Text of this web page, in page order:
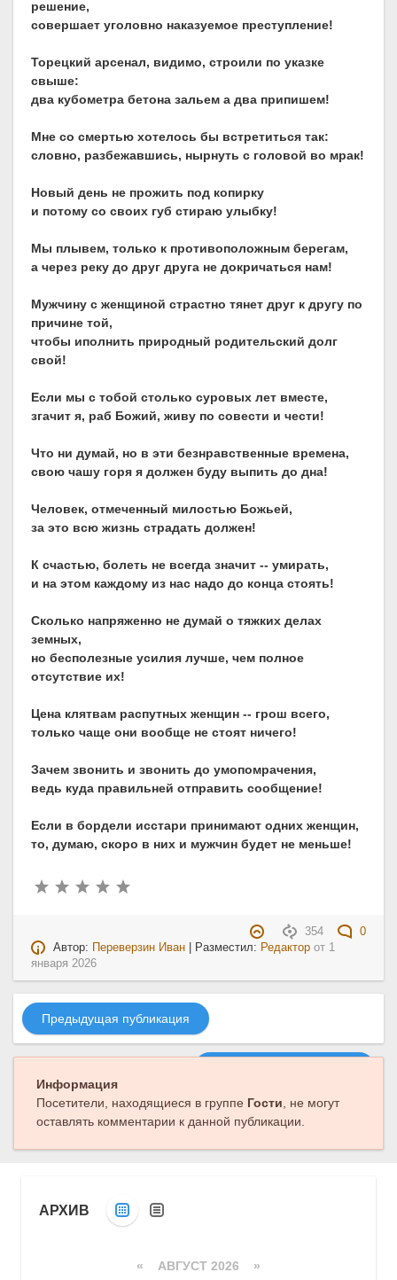
решение,
совершает уголовно наказуемое преступление!
Торецкий арсенал, видимо, строили по указке
свыше:
два кубометра бетона зальем а два припишем!
Мне со смертью хотелось бы встретиться так:
словно, разбежавшись, нырнуть с головой во мрак!
Новый день не прожить под копирку
и потому со своих губ стираю улыбку!
Мы плывем, только к противоположным берегам,
а через реку до друг друга не докричаться нам!
Мужчину с женщиной страстно тянет друг к другу по
причине той,
чтобы иполнить природный родительский долг
свой!
Если мы с тобой столько суровых лет вместе,
згачит я, раб Божий, живу по совести и чести!
Что ни думай, но в эти безнравственные времена,
свою чашу горя я должен буду выпить до дна!
Человек, отмеченный милостью Божьей,
за это всю жизнь страдать должен!
К счастью, болеть не всегда значит -- умирать,
и на этом каждому из нас надо до конца стоять!
Сколько напряженно не думай о тяжких делах
земных,
но бесполезные усилия лучше, чем полное
отсутствие их!
Цена клятвам распутных женщин -- грош всего,
только чаще они вообще не стоят ничего!
Зачем звонить и звонить до умопомрачения,
ведь куда правильней отправить сообщение!
Если в бордели исстари принимают одних женщин,
то, думаю, скоро в них и мужчин будет не меньше!
354
0
Автор:
Переверзин Иван | Разместил: Редактор от 1
января 2026
Предыдущая публикация
Информация
Посетители, находящиеся в группе Гости, не могут
оставлять комментарии к данной публикации.
АРХИВ
« АВГУСТ 2026 »